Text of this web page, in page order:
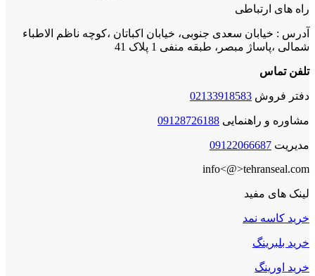
راه های ارتباطی
آدرس : خیابان سعدی جنوبی، خیابان اکباتان ،کوچه ناظم الاطباء
شمالی ،پاساژ مبصر، طبقه منفی 1 پلاک 41
تلفن تماس
دفتر فروش 02133918583
مشاوره و راهنمایی 09128726188
مدیریت 09122066687
info<@>tehranseal.com
لینک های مفید
خرید کاسه نمد
خرید بلبرینگ
خرید اورینگ